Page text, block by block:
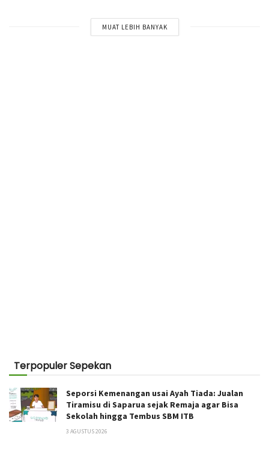
MUAT LEBIH BANYAK
Terpopuler Sepekan
Seporsi Kemenangan usai Ayah Tiada: Jualan
Tiramisu di Saparua sejak Remaja agar Bisa
Sekolah hingga Tembus SBM ITB
3 AGUSTUS 2026